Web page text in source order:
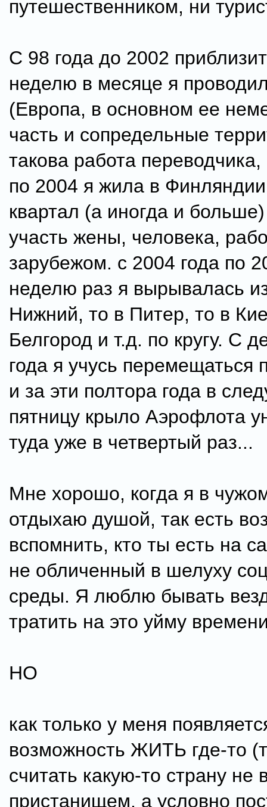
путешественником, ни
С 98 года до 2002
неделю в месяце я
(Европа, в основном ее
часть и сопредельные
такова работа переводчика,
по 2004 я жила в
квартал (а иногда и
участь жены, человека,
зарубежом. с 2004 года по
неделю раз я вырывалась
Нижний, то в Питер, то в
Белгород и т.д. по кругу. С
года я учусь перемещаться
и за эти полтора года в
пятницу крыло Аэрофлота
туда уже в четвертый раз...
Мне хорошо, когда я в
отдыхаю душой, так есть
вспомнить, кто ты есть на
не обличенный в шелуху
среды. Я люблю бывать
тратить на это уйму
НО
как только у меня
возможность ЖИТЬ где-то
считать какую-то страну
пристанищем, а условно